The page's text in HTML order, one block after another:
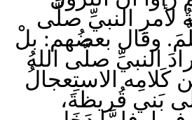
لأمرِ النبيِّ صلَّى
وقال بعضُهم: بلْ
النبيِّ صلَّى اللهُ
كَلامِه الاستِعجالُ
بَني قُريظةَ،